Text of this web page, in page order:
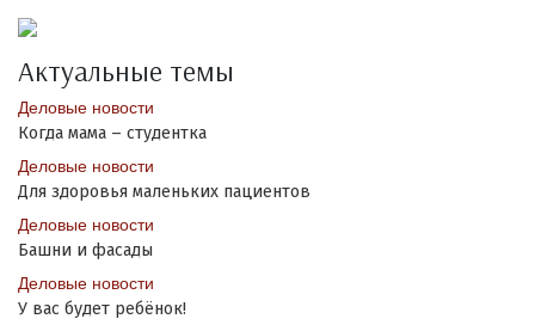
Актуальные темы
Деловые новости
Когда мама – студентка
Деловые новости
Для здоровья маленьких пациентов
Деловые новости
Башни и фасады
Деловые новости
У вас будет ребёнок!